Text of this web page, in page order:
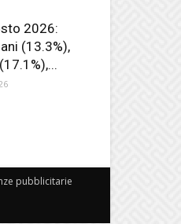
2026:
(13.3%),
pubblicitarie